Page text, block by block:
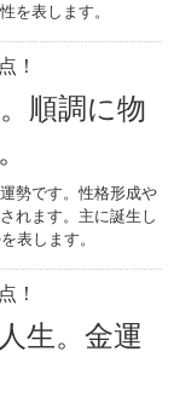
を表します。
！
順調に物
勢です。性格形成や
れます。主に誕生し
表します。
！
生。金運